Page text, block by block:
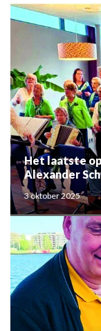
Het laatste
Alexander
3 oktober 2025